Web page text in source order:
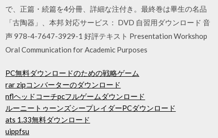
で、正篇・続篇を4分冊、詳細な注付き。最終巻は畢生の名品
「古陶器」、本邦 対応サービス： DVD 自習用ダウンロード 音
声 978-4-7647-3929-1 好評テキスト Presentation Workshop
Oral Communication for Academic Purposes
PC無料ダウンロードのための戦略ゲーム
rar zipコンバーターのダウンロード
nflヘッドコーチpcフルゲームダウンロード
ルーニートゥーンズシープレイダーPCダウンロード
ats 1.33無料ダ​​ウンロード
uippfsu